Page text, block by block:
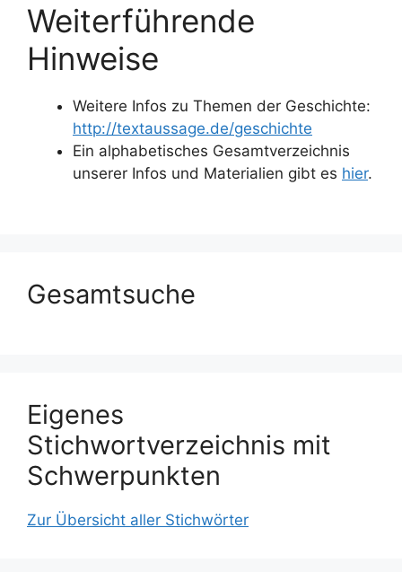
Weiterführende
Hinweise
Weitere Infos zu Themen der Geschichte:
http://textaussage.de/geschichte
Ein alphabetisches Gesamtverzeichnis
unserer Infos und Materialien gibt es hier.
Gesamtsuche
Eigenes
Stichwortverzeichnis mit
Schwerpunkten
Zur Übersicht aller Stichwörter